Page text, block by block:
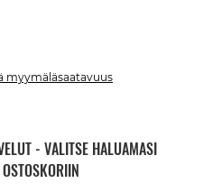
myymäläsaatavuus
- VALITSE HALUAMASI